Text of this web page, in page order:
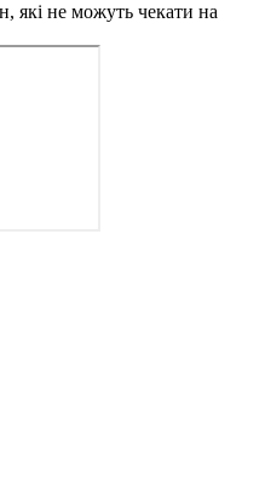
які не можуть чекати на